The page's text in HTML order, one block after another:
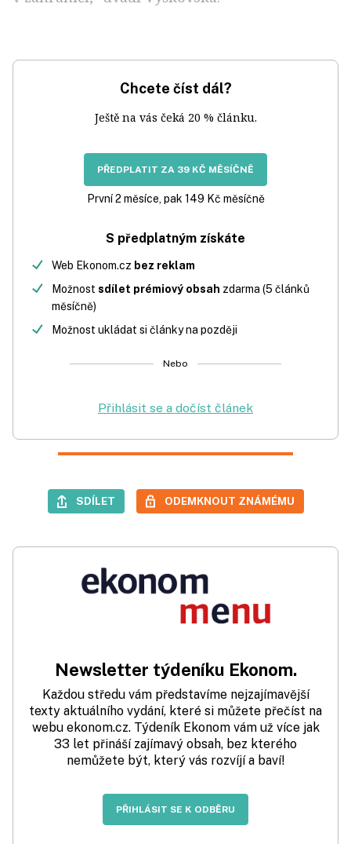
Chcete číst dál?
Ještě na vás čeká 20 % článku.
PŘEDPLATIT ZA 39 KČ MĚSÍČNĚ
První 2 měsíce, pak 149 Kč měsíčně
S předplatným získáte
Web Ekonom.cz bez reklam
Možnost sdílet prémiový obsah zdarma (5 článků
měsíčně)
Možnost ukládat si články na později
Nebo
Přihlásit se a dočíst článek
SDÍLET ODEMKNOUT ZNÁMÉMU
Newsletter týdeníku Ekonom.
Každou středu vám představíme nejzajímavější
texty aktuálního vydání, které si můžete přečíst na
webu ekonom.cz. Týdeník Ekonom vám už více jak
33 let přináší zajímavý obsah, bez kterého
nemůžete být, který vás rozvíjí a baví!
PŘIHLÁSIT SE K ODBĚRU